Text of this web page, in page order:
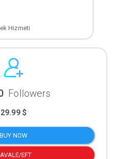
Hizmeti
Followers
29.99 $
BUY NOW
EFT